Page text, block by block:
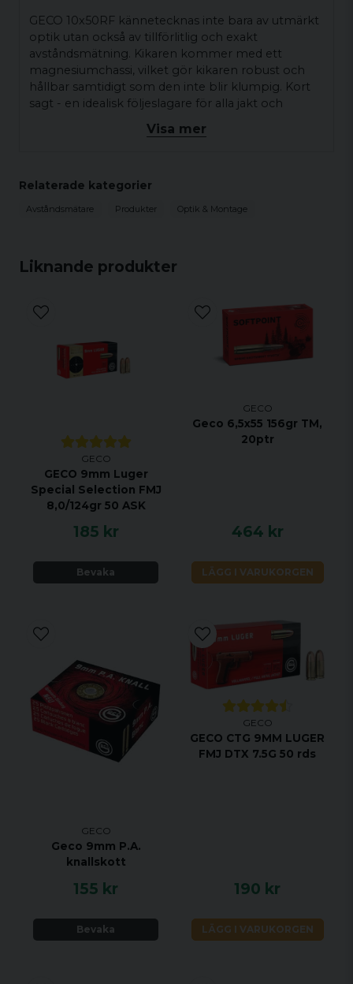
Liknande produkter
GECO
GECO 9mm Luger
Special Selection FMJ
8,0/124gr 50 ASK
185 kr
Bevaka
GECO
Geco 6,5x55 156gr TM,
20ptr
464 kr
LÄGG I VARUKORGEN
GECO
Geco 9mm P.A.
knallskott
155 kr
Bevaka
GECO
GECO CTG 9MM LUGER
FMJ DTX 7.5G 50 rds
190 kr
LÄGG I VARUKORGEN
GECO 10x50RF kännetecknas inte bara av utmärkt
optik utan också av tillförlitlig och exakt
avståndsmätning. Kikaren kommer med ett
magnesiumchassi, vilket gör kikaren robust och
hållbar samtidigt som den inte blir klumpig. Kort
sagt - en idealisk följeslagare för alla jakt och
från 10-1600 meter. Vikt ca 1000g.
Visa mer
Relaterade kategorier
Avståndsmätare Produkter Optik & Montage